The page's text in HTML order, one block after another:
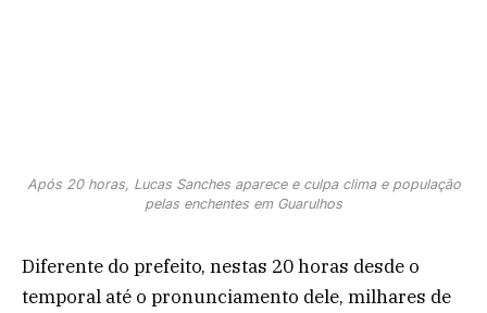
Após 20 horas, Lucas Sanches aparece e culpa clima e população
pelas enchentes em Guarulhos
Diferente do prefeito, nestas 20 horas desde o
temporal até o pronunciamento dele, milhares de